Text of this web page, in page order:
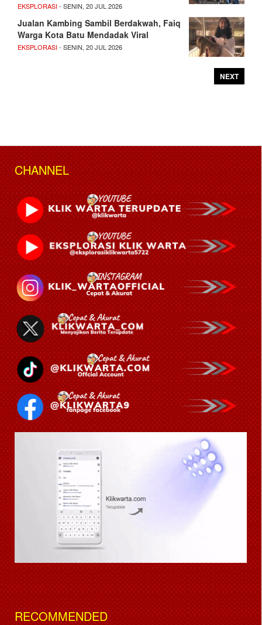
EKSPLORASI- SENIN, 20 JUL 2026
Jualan Kambing Sambil Berdakwah, Faiq
Warga Kota Batu Mendadak Viral
EKSPLORASI- SENIN, 20 JUL 2026
NEXT
CHANNEL
RECOMMENDED